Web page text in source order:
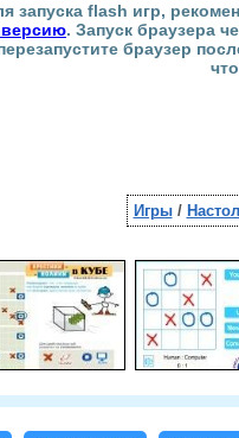
запуска flash игр,
. Запуск браузера
браузер
Игры/